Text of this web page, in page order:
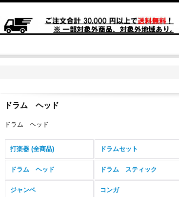
ドラム ヘッド
ドラム ヘッド
打楽器 (全商品) ドラムセット
ドラム ヘッド ドラム スティック
ジャンベ コンガ